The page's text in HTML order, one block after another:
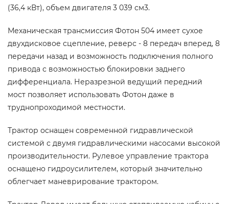
(36,4 кВт), объем двигателя 3 039 см3.
Механическая трансмиссия Фотон 504 имеет сухое
двухдисковое сцепление, реверс - 8 передач вперед, 8
передачи назад и возможность подключения полного
привода с возможностью блокировки заднего
дифференциала. Неразрезной ведущий передний
мост позволяет использовать Фотон даже в
труднопроходимой местности.
Трактор оснащен современной гидравлической
системой с двумя гидравлическими насосами высокой
производительности. Рулевое управление трактора
оснащено гидроусилителем, который значительно
облегчает маневрирование трактором.